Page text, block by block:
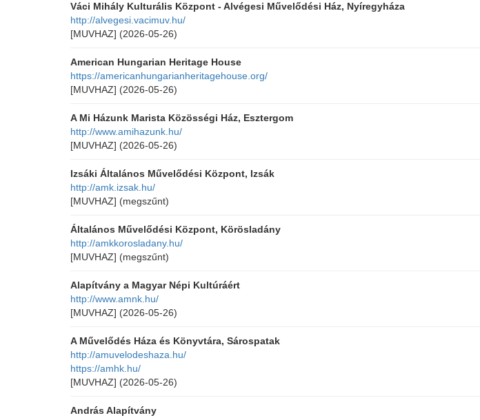
Váci Mihály Kulturális Központ - Alvégesi Művelődési Ház, Nyíregyháza
http://alvegesi.vacimuv.hu/
[MUVHAZ] (2026-05-26)
American Hungarian Heritage House
https://americanhungarianheritagehouse.org/
[MUVHAZ] (2026-05-26)
A Mi Házunk Marista Közösségi Ház, Esztergom
http://www.amihazunk.hu/
[MUVHAZ] (2026-05-26)
Izsáki Általános Művelődési Központ, Izsák
http://amk.izsak.hu/
[MUVHAZ] (megszűnt)
Általános Művelődési Központ, Körösladány
http://amkkorosladany.hu/
[MUVHAZ] (megszűnt)
Alapítvány a Magyar Népi Kultúráért
http://www.amnk.hu/
[MUVHAZ] (2026-05-26)
A Művelődés Háza és Könyvtára, Sárospatak
http://amuvelodeshaza.hu/
https://amhk.hu/
[MUVHAZ] (2026-05-26)
András Alapítvány